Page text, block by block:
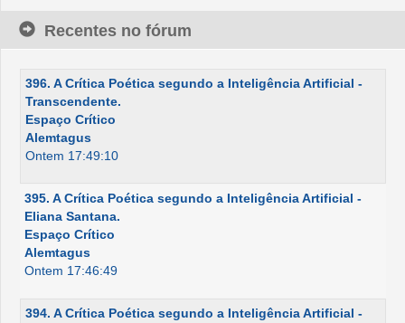
Recentes no fórum
396. A Crítica Poética segundo a Inteligência Artificial -
Transcendente.
Espaço Crítico
Alemtagus
Ontem 17:49:10
395. A Crítica Poética segundo a Inteligência Artificial -
Eliana Santana.
Espaço Crítico
Alemtagus
Ontem 17:46:49
394. A Crítica Poética segundo a Inteligência Artificial -